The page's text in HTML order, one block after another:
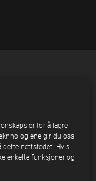
for å lagre
gir du oss
dette nettstedet. Hvis
enkelte funksjoner og